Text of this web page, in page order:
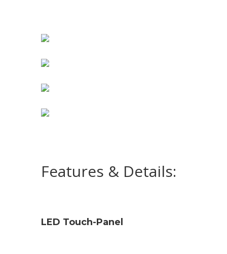
Features & Details:
LED Touch-Panel